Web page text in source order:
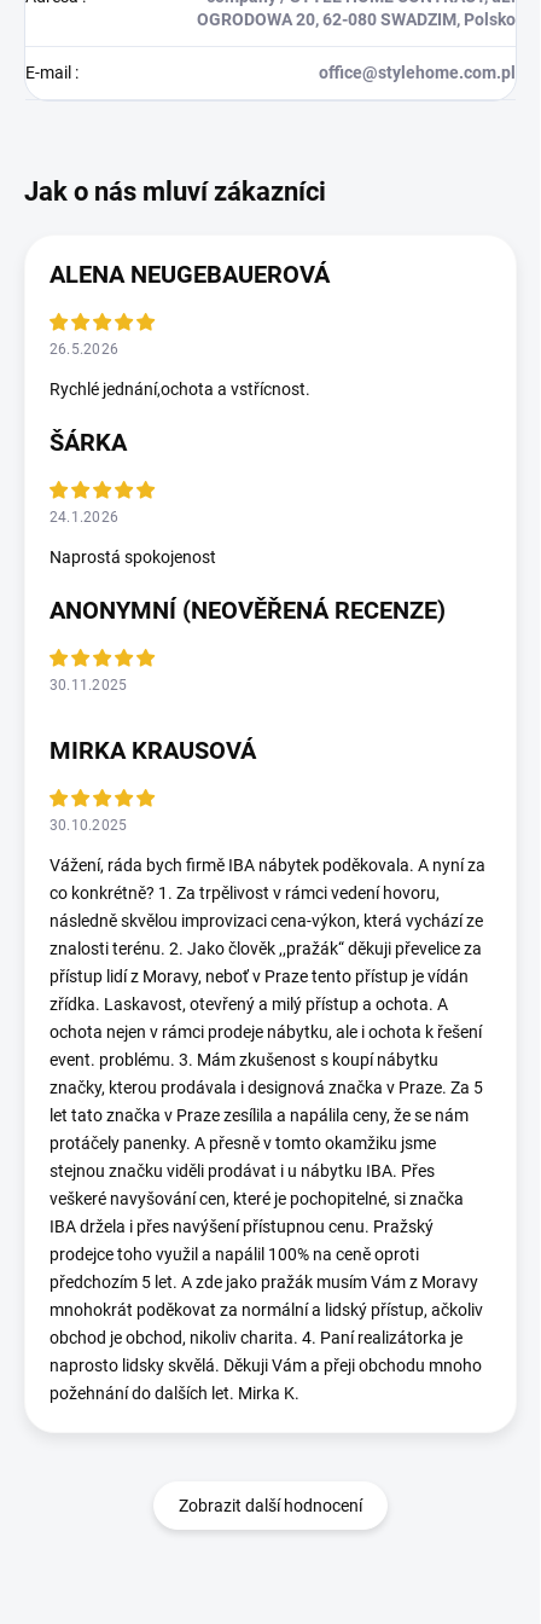
OGRODOWA 20, 62-080 SWADZIM, Polsko
E-mail : office@stylehome.com.pl
ALENA NEUGEBAUEROVÁ
26.5.2026
Rychlé jednání,ochota a vstřícnost.
ŠÁRKA
24.1.2026
Naprostá spokojenost
ANONYMNÍ (NEOVĚŘENÁ RECENZE)
30.11.2025
MIRKA KRAUSOVÁ
30.10.2025
Vážení, ráda bych firmě IBA nábytek poděkovala. A nyní za
co konkrétně? 1. Za trpělivost v rámci vedení hovoru,
následně skvělou improvizaci cena-výkon, která vychází ze
znalosti terénu. 2. Jako člověk ,,pražák“ děkuji převelice za
přístup lidí z Moravy, neboť v Praze tento přístup je vídán
zřídka. Laskavost, otevřený a milý přístup a ochota. A
ochota nejen v rámci prodeje nábytku, ale i ochota k řešení
event. problému. 3. Mám zkušenost s koupí nábytku
značky, kterou prodávala i designová značka v Praze. Za 5
let tato značka v Praze zesílila a napálila ceny, že se nám
protáčely panenky. A přesně v tomto okamžiku jsme
stejnou značku viděli prodávat i u nábytku IBA. Přes
veškeré navyšování cen, které je pochopitelné, si značka
IBA držela i přes navýšení přístupnou cenu. Pražský
prodejce toho využil a napálil 100% na ceně oproti
předchozím 5 let. A zde jako pražák musím Vám z Moravy
mnohokrát poděkovat za normální a lidský přístup, ačkoliv
obchod je obchod, nikoliv charita. 4. Paní realizátorka je
naprosto lidsky skvělá. Děkuji Vám a přeji obchodu mnoho
požehnání do dalších let. Mirka K.
Zobrazit další hodnocení